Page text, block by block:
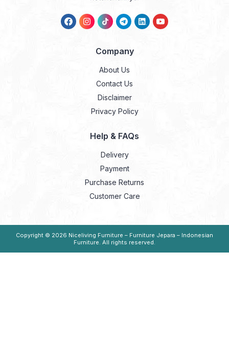
Company
About Us
Contact Us
Disclaimer
Privacy Policy
Help & FAQs
Delivery
Payment
Purchase Returns
Customer Care
Copyright © 2026 Niceliving Furniture – Furniture Jepara – Indonesian
Furniture. All rights reserved.